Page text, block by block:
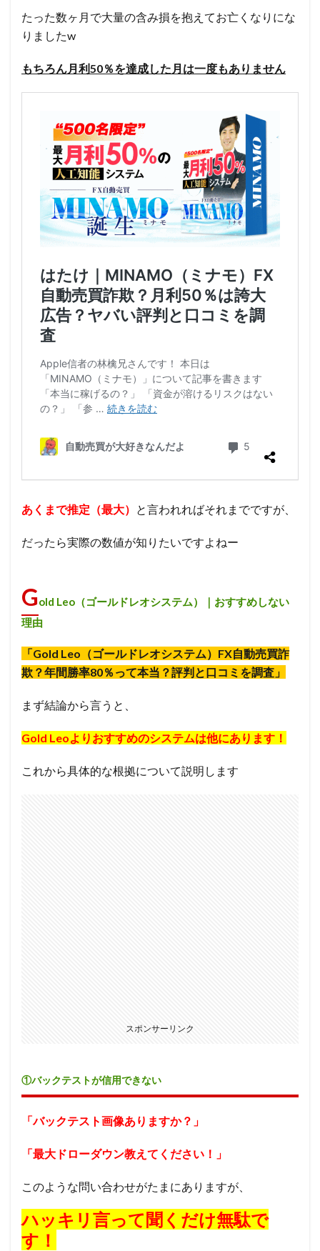
たった数ヶ月で大量の含み損を抱えてお亡くなりにな
りましたw
もちろん月利50％を達成した月は一度もありません
あくまで推定（最大） と言われればそれまでですが、
だったら実際の数値が知りたいですよねー
Gold Leo（ゴールドレオシステム）｜おすすめしない
理由
「Gold Leo（ゴールドレオシステム）FX自動売買詐
欺？年間勝率80％って本当？評判と口コミを調査」
まず結論から言うと、
Gold Leoよりおすすめのシステムは他にあります！
これから具体的な根拠について説明します
スポンサーリンク
①バックテストが信用できない
「バックテスト画像ありますか？」
「最大ドローダウン教えてください！」
このような問い合わせがたまにありますが、
ハッキリ言って聞くだけ無駄で
す！